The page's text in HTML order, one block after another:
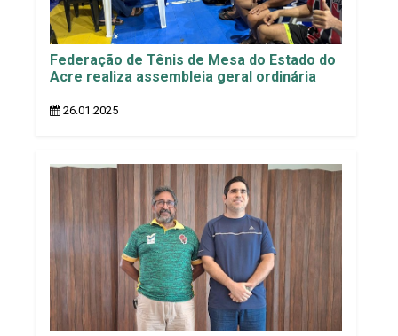
Federação de Tênis de Mesa do Estado do
Acre realiza assembleia geral ordinária
26.01.2025